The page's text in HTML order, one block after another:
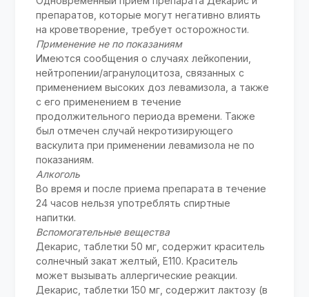
препаратов, которые могут негативно влиять
на кроветворение, требует осторожности.
Применение не по показаниям
Имеются сообщения о случаях лейкопении,
нейтропении/агранулоцитоза, связанных с
применением высоких доз левамизола, а также
с его применением в течение
продолжительного периода времени. Также
был отмечен случай некротизирующего
васкулита при применении левамизола не по
показаниям.
Алкоголь
Во время и после приема препарата в течение
24 часов нельзя употреблять спиртные
напитки.
Вспомогательные вещества
Декарис, таблетки 50 мг, содержит краситель
солнечный закат желтый, Е110. Краситель
может вызывать аллергические реакции.
Декарис, таблетки 150 мг, содержит лактозу (в